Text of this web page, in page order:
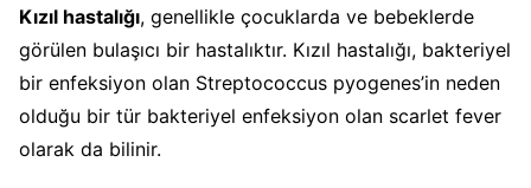
Kızıl hastalığı, genellikle çocuklarda ve bebeklerde
görülen bulaşıcı bir hastalıktır. Kızıl hastalığı, bakteriyel
bir enfeksiyon olan Streptococcus pyogenes’in neden
olduğu bir tür bakteriyel enfeksiyon olan scarlet fever
olarak da bilinir.